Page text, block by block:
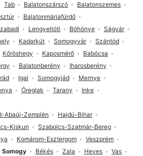
Abaúj-Zemplén
Hajdú-Bihar
Kiskun
Szabolcs-Szatmár-Bereg
Komárom-Esztergom
Veszprém
Somogy Békés Zala Heves
Vas
Tab Balatonszárszó
Balatonszemes
Balatonmáriafürdő
Lengyeltóti Böhönye
Ságvár
Kadarkút Somogyvár
Szántód
Kőröshegy Kaposmérő
Babócsa
Balatonberény
Iharosberény
Igal Somogyjád
Mernye
Öreglak Tarany
Inke